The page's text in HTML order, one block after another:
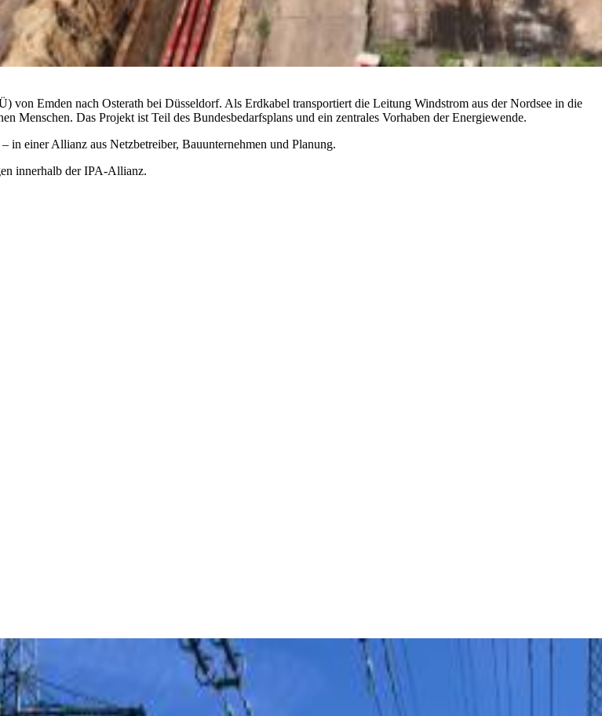
Emden nach Osterath bei Düsseldorf. Als Erdkabel transportiert die Leitung Windstrom aus der Nordsee in die
Menschen. Das Projekt ist Teil des Bundesbedarfsplans und ein zentrales Vorhaben der Energiewende.
einer Allianz aus Netzbetreiber, Bauunternehmen und Planung.
innerhalb der IPA-Allianz.